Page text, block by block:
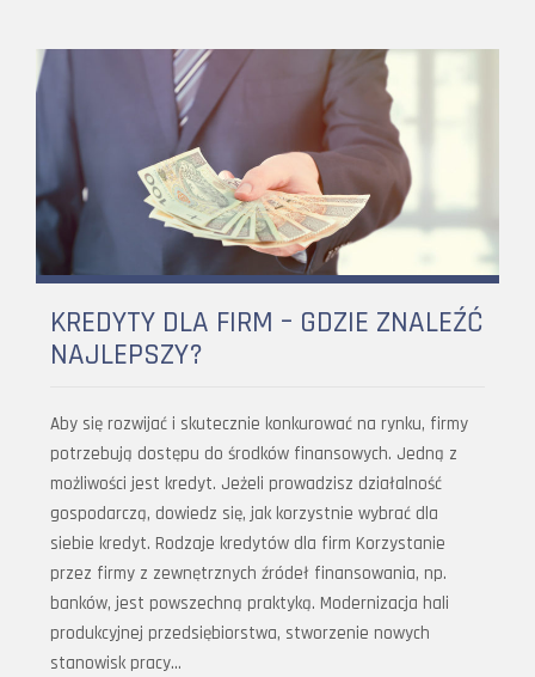
KREDYTY DLA FIRM – GDZIE ZNALEŹĆ
NAJLEPSZY?
Aby się rozwijać i skutecznie konkurować na rynku, firmy
potrzebują dostępu do środków finansowych. Jedną z
możliwości jest kredyt. Jeżeli prowadzisz działalność
gospodarczą, dowiedz się, jak korzystnie wybrać dla
siebie kredyt. Rodzaje kredytów dla firm Korzystanie
przez firmy z zewnętrznych źródeł finansowania, np.
banków, jest powszechną praktyką. Modernizacja hali
produkcyjnej przedsiębiorstwa, stworzenie nowych
stanowisk pracy…